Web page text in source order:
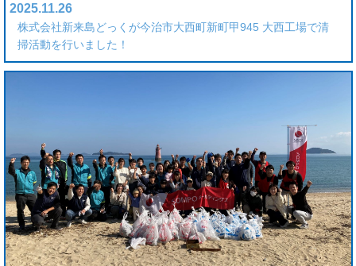
2025.11.26
株式会社新来島どっくが今治市大西町新町甲945 大西工場で清
掃活動を行いました！